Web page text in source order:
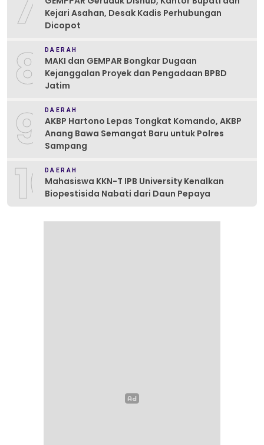
Kejari Asahan, Desak Kadis Perhubungan
Dicopot
8 DAERAH
MAKI dan GEMPAR Bongkar Dugaan
Kejanggalan Proyek dan Pengadaan BPBD
Jatim
9 DAERAH
AKBP Hartono Lepas Tongkat Komando, AKBP
Anang Bawa Semangat Baru untuk Polres
Sampang
10DAERAH
Mahasiswa KKN-T IPB University Kenalkan
Biopestisida Nabati dari Daun Pepaya